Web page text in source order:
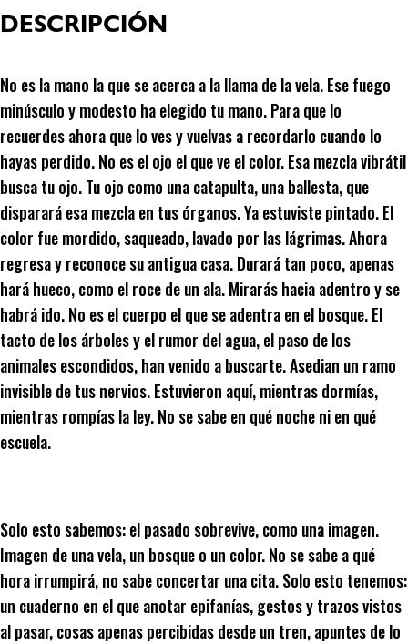
DESCRIPCIÓN
No es la mano la que se acerca a la llama de la vela. Ese fuego
minúsculo y modesto ha elegido tu mano. Para que lo
recuerdes ahora que lo ves y vuelvas a recordarlo cuando lo
hayas perdido. No es el ojo el que ve el color. Esa mezcla vibrátil
busca tu ojo. Tu ojo como una catapulta, una ballesta, que
disparará esa mezcla en tus órganos. Ya estuviste pintado. El
color fue mordido, saqueado, lavado por las lágrimas. Ahora
regresa y reconoce su antigua casa. Durará tan poco, apenas
hará hueco, como el roce de un ala. Mirarás hacia adentro y se
habrá ido. No es el cuerpo el que se adentra en el bosque. El
tacto de los árboles y el rumor del agua, el paso de los
animales escondidos, han venido a buscarte. Asedian un ramo
invisible de tus nervios. Estuvieron aquí, mientras dormías,
mientras rompías la ley. No se sabe en qué noche ni en qué
escuela.
Solo esto sabemos: el pasado sobrevive, como una imagen.
Imagen de una vela, un bosque o un color. No se sabe a qué
hora irrumpirá, no sabe concertar una cita. Solo esto tenemos:
un cuaderno en el que anotar epifanías, gestos y trazos vistos
al pasar, cosas apenas percibidas desde un tren, apuntes de lo